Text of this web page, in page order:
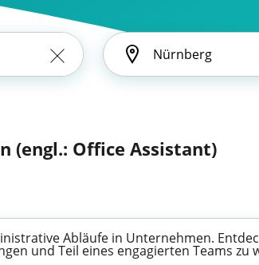
(engl.: Office Assistant)
Abläufe in Unternehmen.
und Teil eines engagierten Teams zu